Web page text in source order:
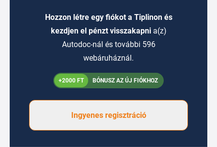
Hozzon létre egy fiókot a Tiplinon és
kezdjen el pénzt visszakapni a(z)
Autodoc-nál és további 596
webáruháznál.
+2000 FT BÓNUSZ AZ ÚJ FIÓKHOZ
Ingyenes regisztráció